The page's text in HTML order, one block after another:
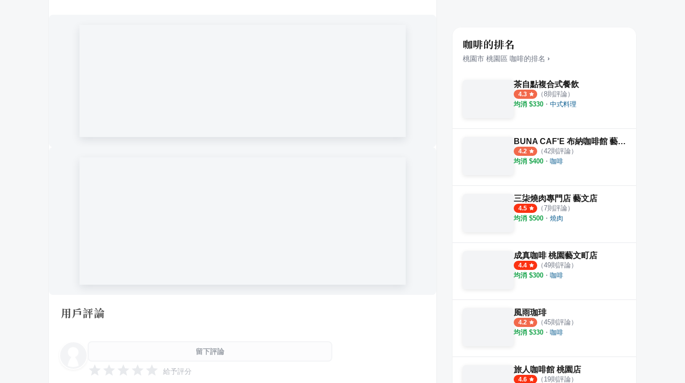
用戶評論
留下評論
給予評分
咖啡的排名
桃園市 桃園區 咖啡的排名 ›
茶自點複合式餐飲
4.3 （8則評論）
均消 $330 ・ 中式料理
BUNA CAF'E 布納咖啡館 藝文店
4.2 （42則評論）
均消 $400 ・ 咖啡
三柒燒肉專門店 藝文店
4.5 （7則評論）
均消 $500 ・ 燒肉
成真咖啡 桃園藝文町店
4.4 （49則評論）
均消 $300 ・ 咖啡
風雨珈琲
4.2 （45則評論）
均消 $330 ・ 咖啡
旅人咖啡館 桃園店
4.6 （ 19則評論）